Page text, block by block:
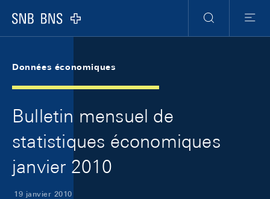
Logo
RechercheMenu
Données économiques
Bulletin mensuel de
statistiques économiques
janvier 2010
19 janvier 2010